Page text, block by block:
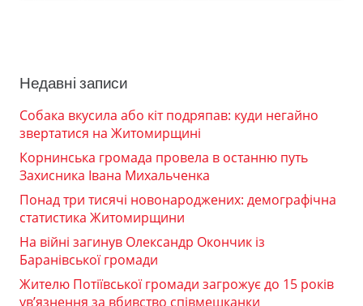
Недавні записи
Собака вкусила або кіт подряпав: куди негайно
звертатися на Житомирщині
Корнинська громада провела в останню путь
Захисника Івана Михальченка
Понад три тисячі новонароджених: демографічна
статистика Житомирщини
На війні загинув Олександр Окончик із
Баранівської громади
Жителю Потіївської громади загрожує до 15 років
ув’язнення за вбивство співмешканки